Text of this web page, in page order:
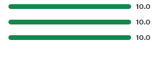
10.0
10.0
10.0